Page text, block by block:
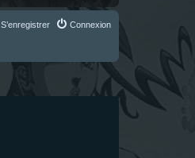
Connexion
S’enregistrer